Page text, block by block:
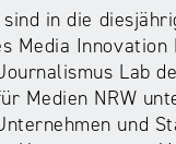
in die
Media Innovation
Lab
Medien NRW
und